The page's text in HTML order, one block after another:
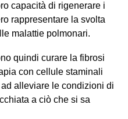
capacità di rigenerare i
rappresentare la svolta
malattie polmonari.
quindi curare la fibrosi
con cellule staminali
alleviare le condizioni di
a ciò che si sa